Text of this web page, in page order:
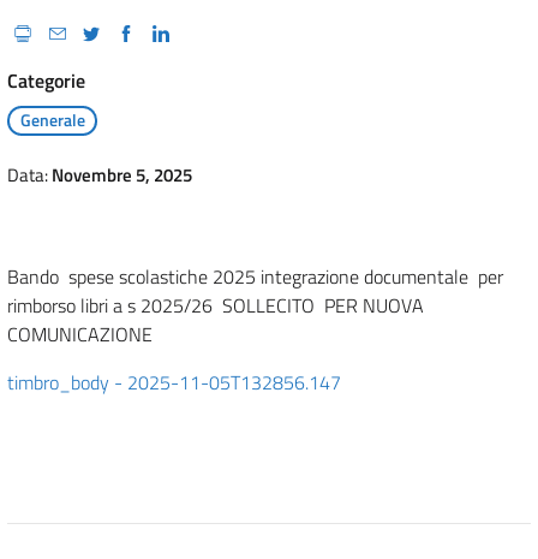
Categorie
Generale
Data:Novembre 5, 2025
Bando spese scolastiche 2025 integrazione documentale per
rimborso libri a s 2025/26 SOLLECITO PER NUOVA
COMUNICAZIONE
timbro_body - 2025-11-05T132856.147